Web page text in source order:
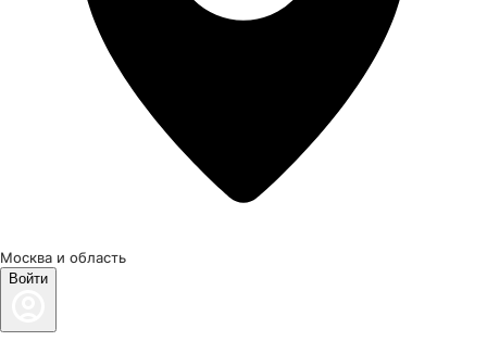
Москва и область
Войти